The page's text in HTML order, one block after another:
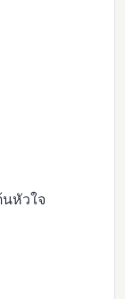
หัวใจ